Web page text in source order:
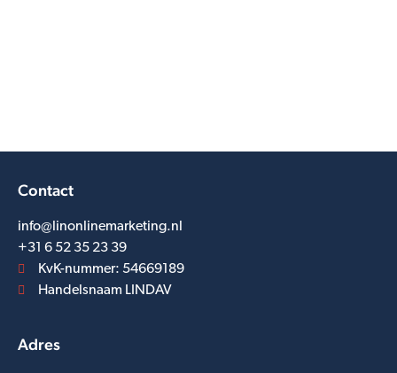
Contact
info@linonlinemarketing.nl
+31 6 52 35 23 39
KvK-nummer: 54669189
Handelsnaam LINDAV
Adres